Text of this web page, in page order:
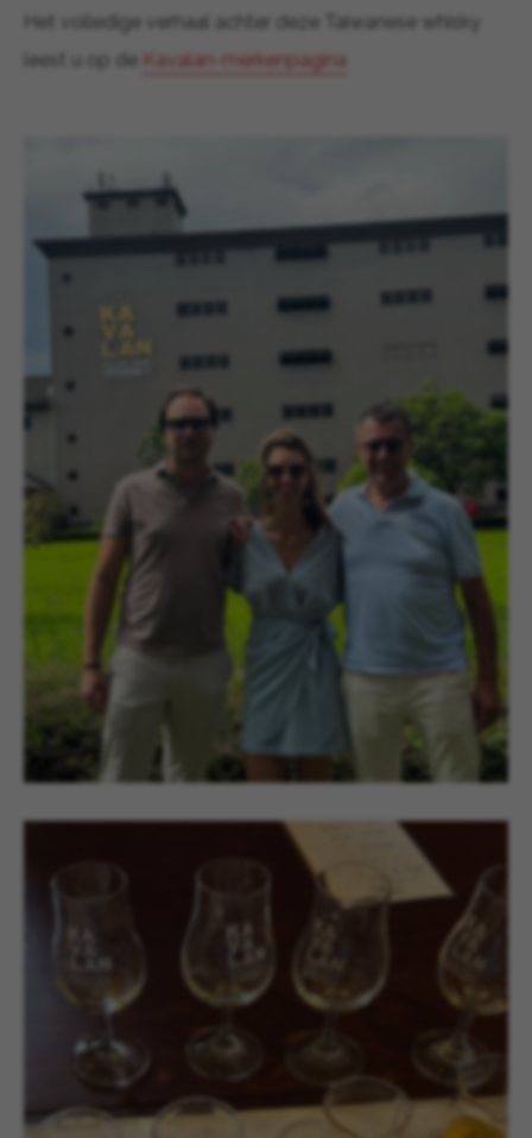
Het volledige verhaal achter deze Taiwanese whisky
leest u op de Kavalan-merkenpagina